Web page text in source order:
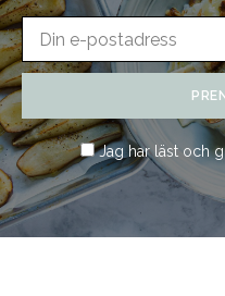
Jag har läst och